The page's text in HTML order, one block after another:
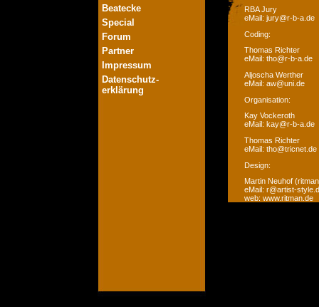
Beatecke
Special
Forum
Partner
Impressum
Datenschutz-
erklärung
RBA Jury
eMail: jury@r-b-a.de
Coding:
Thomas Richter
eMail: tho@r-b-a.de
Aljoscha Werther
eMail: aw@uni.de
Organisation:
Kay Vockeroth
eMail: kay@r-b-a.de
Thomas Richter
eMail: tho@tricnet.de
Design:
Martin Neuhof
eMail: r@artist-
web: www.ritman.de